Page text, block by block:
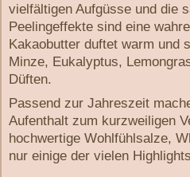
vielfältigen Aufgüsse und die
Peelingeffekte sind eine
Kakaobutter duftet warm und
Minze, Eukalyptus,
Düften.
Passend zur Jahreszeit
Aufenthalt zum kurzweiligen
hochwertige Wohlfühlsalze,
nur einige der vielen